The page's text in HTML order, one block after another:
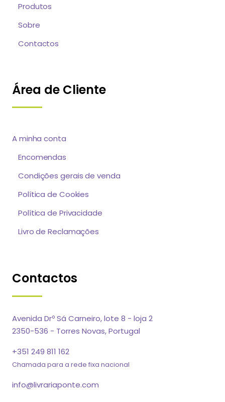
Produtos
Sobre
Contactos
Área de Cliente
A minha conta
Encomendas
Condições gerais de venda
Política de Cookies
Política de Privacidade
Livro de Reclamações
Contactos
Avenida Drº Sá Carneiro, lote 8 - loja 2
2350-536 - Torres Novas, Portugal
+351 249 811 162
Chamada para a rede fixa nacional
info@livrariaponte.com